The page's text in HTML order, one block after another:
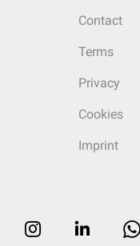
Contact
Terms
Privacy
Cookies
Imprint